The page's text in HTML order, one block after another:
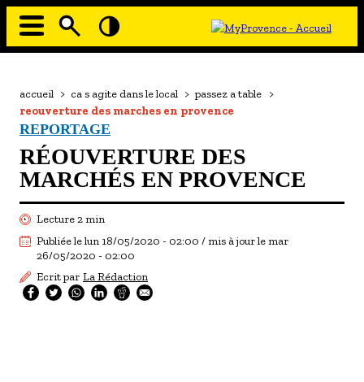
Aller
principale
À MOI LA CULTURE
AU GRAND AIR
PASSEZ À TABLE
SOUS TOUTES LES COUTUMES
TOURISME ET HANDICAP
ENVIE DE BALADE
L'AGENDA
Fil
d'Ariane
accueil > ca s agite dans le local > passez a table >
reouverture des marches en provence
REPORTAGE
RÉOUVERTURE DES
MARCHÉS EN PROVENCE
Lecture 2 min
Publiée le lun 18/05/2020 - 02:00 / mis à jour le mar
26/05/2020 - 02:00
Ecrit par La Rédaction